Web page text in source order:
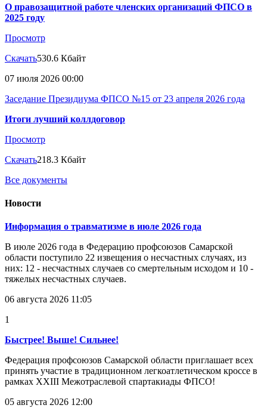
О правозащитной работе членских организаций ФПСО в
2025 году
Просмотр
Скачать530.6 Кбайт
07 июля 2026 00:00
Заседание Президиума ФПСО №15 от 23 апреля 2026 года
Итоги лучший коллдоговор
Просмотр
Скачать218.3 Кбайт
Все документы
Новости
Информация о травматизме в июле 2026 года
В июле 2026 года в Федерацию профсоюзов Самарской
области поступило 22 извещения о несчастных случаях, из
них: 12 - несчастных случаев со смертельным исходом и 10 -
тяжелых несчастных случаев.
06 августа 2026 11:05
1
Быстрее! Выше! Сильнее!
Федерация профсоюзов Самарской области приглашает всех
принять участие в традиционном легкоатлетическом кроссе в
рамках XXIII Межотраслевой спартакиады ФПСО!
05 августа 2026 12:00